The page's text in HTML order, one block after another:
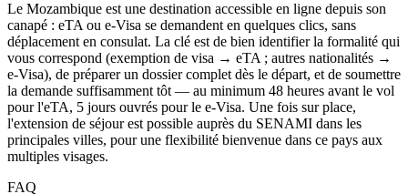
Le Mozambique est une destination accessible en ligne depuis son
canapé : eTA ou e-Visa se demandent en quelques clics, sans
déplacement en consulat. La clé est de bien identifier la formalité qui
vous correspond (exemption de visa → eTA ; autres nationalités →
e-Visa), de préparer un dossier complet dès le départ, et de soumettre
la demande suffisamment tôt — au minimum 48 heures avant le vol
pour l'eTA, 5 jours ouvrés pour le e-Visa. Une fois sur place,
l'extension de séjour est possible auprès du SENAMI dans les
principales villes, pour une flexibilité bienvenue dans ce pays aux
multiples visages.
FAQ